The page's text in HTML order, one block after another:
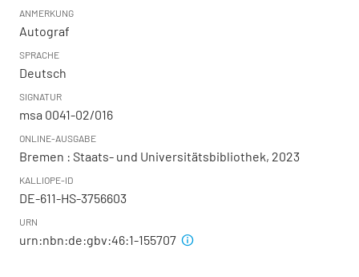
ANMERKUNG
Autograf
SPRACHE
Deutsch
SIGNATUR
msa 0041-02/016
ONLINE-AUSGABE
Bremen : Staats- und Universitätsbibliothek, 2023
KALLIOPE-ID
DE-611-HS-3756603
URN
urn:nbn:de:gbv:46:1-155707